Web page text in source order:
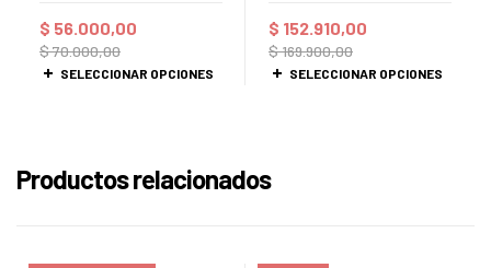
$70.000,00
$ 56.000,00
SELECCIONAR OPCIONES
$169.900,00
$ 152.910,00
SELECCIONAR OPCIONES
Productos relacionados